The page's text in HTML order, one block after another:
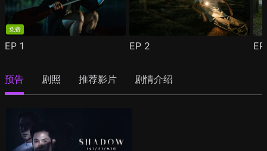
免费
EP 1 EP 2
预告 剧照 推荐影片 剧情介绍